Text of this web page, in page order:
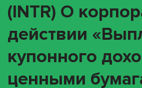
(INTR) О
действии
купонного
ценными